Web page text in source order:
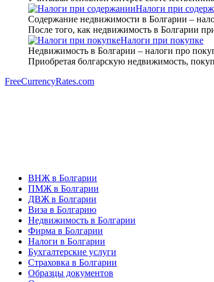
Налоги при
Содержание недвижимости в Болгарии –
После того, как недвижимость в Болгарии
Налоги при покупке
Недвижимость в Болгарии – налоги про
Приобретая болгарскую недвижимость,
FreeCurrencyRates.com
ВНЖ в Болгарии
ПМЖ в Болгарии
ДВЖ в Болгарии
Виза в Болгарию
Недвижимость в Болгарии
Фирма в Болгарии
Налоги в Болгарии
Бухгалтерские услуги
Страховка в Болгарии
Образцы документов